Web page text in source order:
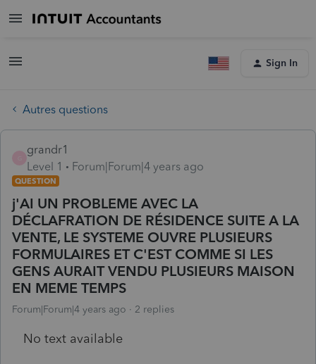
Sign In
Autres questions
grandr1
Level 1
Forum|Forum|4 years ago
QUESTION
j'AI UN PROBLEME AVEC LA
DÉCLAFRATION DE RÉSIDENCE SUITE A LA
VENTE, LE SYSTEME OUVRE PLUSIEURS
FORMULAIRES ET C'EST COMME SI LES
GENS AURAIT VENDU PLUSIEURS MAISON
EN MEME TEMPS
Forum|Forum|4 years ago 2 replies
No text available